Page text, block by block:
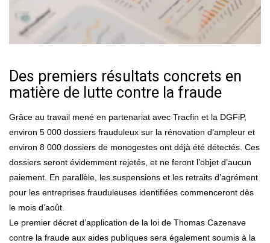
Des premiers résultats concrets en
matière de lutte contre la fraude
Grâce au travail mené en partenariat avec Tracfin et la DGFiP,
environ 5 000 dossiers frauduleux sur la rénovation d’ampleur et
environ 8 000 dossiers de monogestes ont déjà été détectés. Ces
dossiers seront évidemment rejetés, et ne feront l’objet d’aucun
paiement. En parallèle, les suspensions et les retraits d’agrément
pour les entreprises frauduleuses identifiées commenceront dès
le mois d’août.
Le premier décret d’application de la loi de Thomas Cazenave
contre la fraude aux aides publiques sera également soumis à la